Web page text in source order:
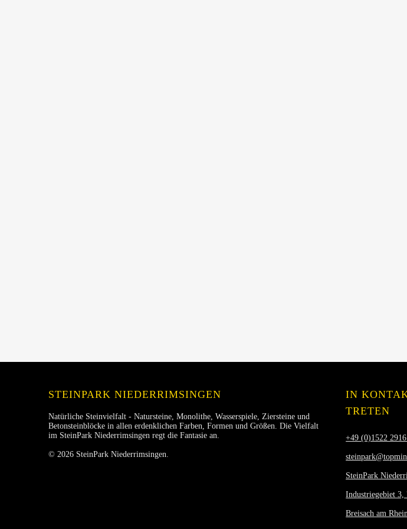
STEINPARK NIEDERRIMSINGEN
Natürliche Steinvielfalt - Natursteine, Monolithe, Wasserspiele, Ziersteine und
Betonsteinblöcke in allen erdenklichen Farben, Formen und Größen. Die Vielfalt
im SteinPark Niederrimsingen regt die Fantasie an.
© 2026 SteinPark Niederrimsingen.
IN
TRETEN
+49 (0)1522
SteinPark
Industriegebiet 3,
Breisach am